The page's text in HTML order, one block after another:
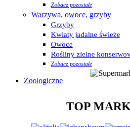
Zobacz pozostałe
Warzywa, owoce, grzyby
Grzyby
Kwiaty jadalne świeże
Owoce
Rośliny zielne
Zobacz pozostałe
Zoologiczne
TOP